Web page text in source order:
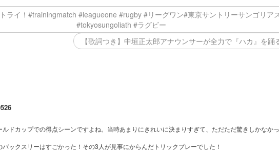
ライ！#trainingmatch #leagueone #rugby #リーグワン#東京サントリーサンゴリア
#tokyosungoliath #ラグビー
【歌詞つき】中垣正太郎アナウンサーが全力で『ハカ』を
ドカップでの得点シーンですよね。当時あまりにきれいに決まりすぎて、ただただ驚きしかなか
ックスリーはすごかった！その3人が見事にからんだトリックプレーでした！